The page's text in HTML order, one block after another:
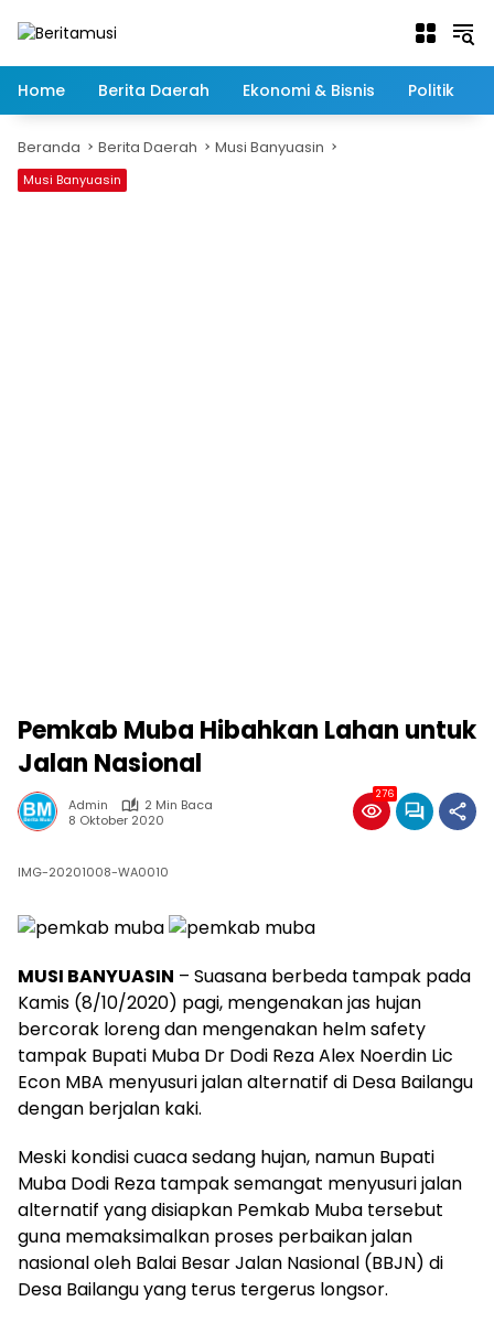
Home
Berita Daerah Ekonomi & Bisnis Politik
Beranda Berita Daerah Musi Banyuasin
Musi Banyuasin
Pemkab Muba Hibahkan Lahan untuk
Jalan Nasional
Admin
2 Min Baca
8 Oktober 2020
276
IMG-20201008-WA0010
MUSI BANYUASIN – Suasana berbeda tampak pada
Kamis (8/10/2020) pagi, mengenakan jas hujan
bercorak loreng dan mengenakan helm safety
tampak Bupati Muba Dr Dodi Reza Alex Noerdin Lic
Econ MBA menyusuri jalan alternatif di Desa Bailangu
dengan berjalan kaki.
Meski kondisi cuaca sedang hujan, namun Bupati
Muba Dodi Reza tampak semangat menyusuri jalan
alternatif yang disiapkan Pemkab Muba tersebut
guna memaksimalkan proses perbaikan jalan
nasional oleh Balai Besar Jalan Nasional (BBJN) di
Desa Bailangu yang terus tergerus longsor.